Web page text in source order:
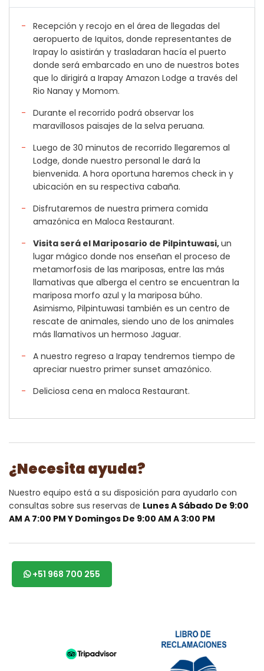
Recepción y recojo en el área de llegadas del
aeropuerto de Iquitos, donde representantes de
Irapay lo asistirán y trasladaran hacía el puerto
donde será embarcado en uno de nuestros botes
que lo dirigirá a Irapay Amazon Lodge a través del
Rio Nanay y Momom.
Durante el recorrido podrá observar los
maravillosos paisajes de la selva peruana.
Luego de 30 minutos de recorrido llegaremos al
Lodge, donde nuestro personal le dará la
bienvenida. A hora oportuna haremos check in y
ubicación en su respectiva cabaña.
Disfrutaremos de nuestra primera comida
amazónica en Maloca Restaurant.
Visita será el Mariposario de Pilpintuwasi,un
lugar mágico donde nos enseñan el proceso de
metamorfosis de las mariposas, entre las más
llamativas que alberga el centro se encuentran la
mariposa morfo azul y la mariposa búho.
Asimismo, Pilpintuwasi también es un centro de
rescate de animales, siendo uno de los animales
más llamativos un hermoso Jaguar.
A nuestro regreso a Irapay tendremos tiempo de
apreciar nuestro primer sunset amazónico.
Deliciosa cena en maloca Restaurant.
¿Necesita ayuda?
Nuestro equipo está a su disposición para ayudarlo con
consultas sobre sus reservas de Lunes A Sábado De 9:00
AM A 7:00 PM Y Domingos De 9:00 AM A 3:00 PM
+51 968 700 255